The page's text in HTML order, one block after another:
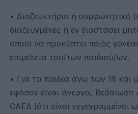
• Διαζευκτήριο ή συμφωνητικό
διαζευγμένες ή εν διαστάσει
οποίο να προκύπτει ποιός
επιμέλεια του/των παιδιού/ων.
• Για τα παιδιά άνω των 18 και
εφόσον είναι άνεργα, Βεβαίωση
ΟΑΕΔ (ότι είναι εγγεγραμμένοι